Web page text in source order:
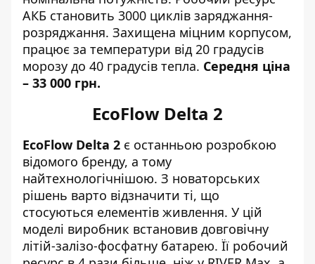
АКБ становить 3000 циклів заряджання-
розряджання. Захищена міцним корпусом,
працює за температури від 20 градусів
морозу до 40 градусів тепла. Середня ціна
– 33 000 грн.
EcoFlow Delta 2
EcoFlow Delta 2 є останньою розробкою
відомого бренду, а тому
найтехнологічнішою. З новаторських
рішень варто відзначити ті, що
стосуються елементів живлення. У цій
моделі виробник встановив довговічну
літій-залізо-фосфатну батарею. Її робочий